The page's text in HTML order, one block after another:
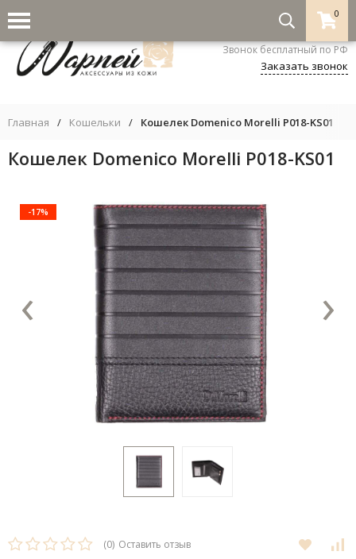
0
8-800-333-5530
Звонок бесплатный по РФ
Заказать звонок
Главная / Кошельки / Кошелек Domenico Morelli P018-KS01
Кошелек Domenico Morelli P018-KS01
-17%
‹ ›
(0) Оставить отзыв